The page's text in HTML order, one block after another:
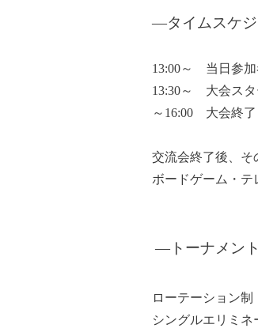
―タイムスケ
13:00～ 当日参加
13:30～ 大会スタ
～16:00 大会終了
交流会終了後、そ
ボードゲーム・テ
―トーナメン
ローテーション制
シングルエリミネ